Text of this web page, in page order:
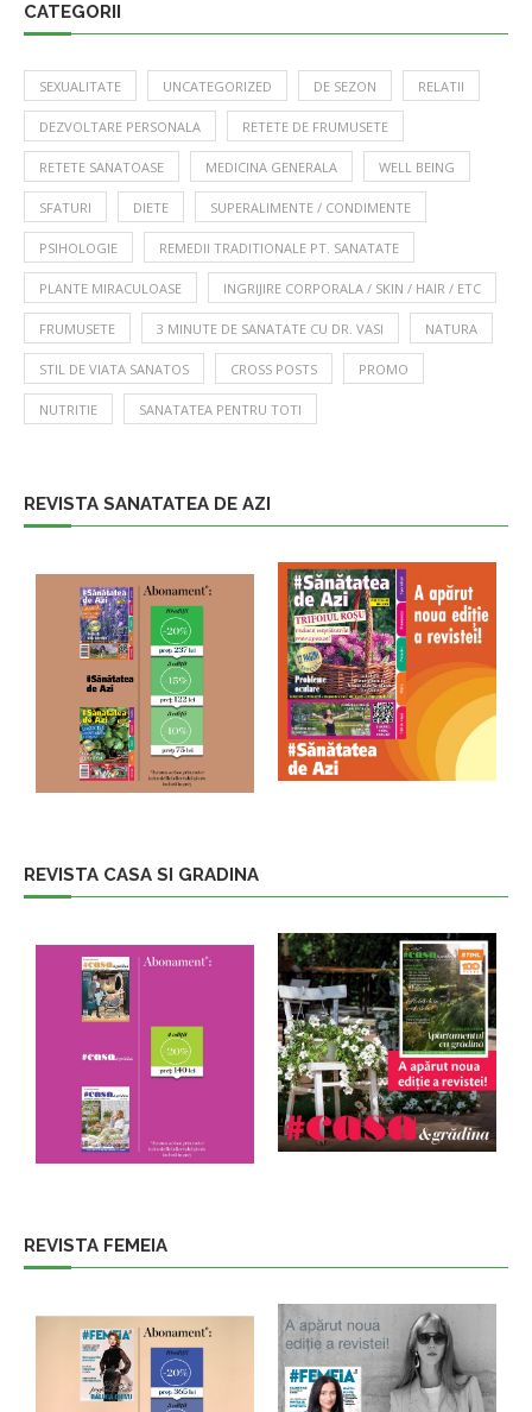
CATEGORII
SEXUALITATE UNCATEGORIZED DE SEZON RELATII
DEZVOLTARE PERSONALA RETETE DE FRUMUSETE
RETETE SANATOASE MEDICINA GENERALA WELL BEING
SFATURI DIETE SUPERALIMENTE / CONDIMENTE
PSIHOLOGIE REMEDII TRADITIONALE PT. SANATATE
PLANTE MIRACULOASE INGRIJIRE CORPORALA / SKIN / HAIR / ETC
FRUMUSETE 3 MINUTE DE SANATATE CU DR. VASI NATURA
STIL DE VIATA SANATOS CROSS POSTS PROMO
NUTRITIE SANATATEA PENTRU TOTI
REVISTA SANATATEA DE AZI
REVISTA CASA SI GRADINA
REVISTA FEMEIA